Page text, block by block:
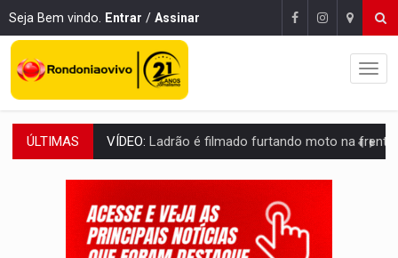
Seja Bem vindo. Entrar / Assinar
ÚLTIMAS BOLSAS DE PESQUISA:Iniciativa Amazônia+10 lança chamada para fortalecer
MATERIAL:Brasil tem grandes reservas de urânio, mas produz pouco e
VÍDEO:Serpente capturada na fábrica da Coca-Cola é
HOMENAGEM:Cientistas cassados pelo AI-5 se tornam pesquisadores